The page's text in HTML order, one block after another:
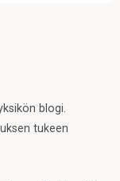
blogi.
tukeen